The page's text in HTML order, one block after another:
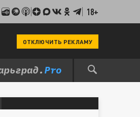
18+
ОТКЛЮЧИТЬ РЕКЛАМУ